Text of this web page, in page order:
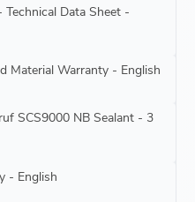
Data Sheet -
Material Warranty - English
SCS9000 NB Sealant - 3
- English